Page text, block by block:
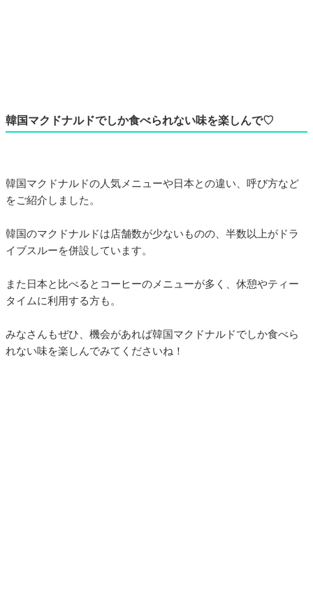
韓国マクドナルドでしか食べられない味を楽しんで♡
韓国マクドナルドの人気メニューや日本との違い、呼び方など
をご紹介しました。
韓国のマクドナルドは店舗数が少ないものの、半数以上がドラ
イブスルーを併設しています。
また日本と比べるとコーヒーのメニューが多く、休憩やティー
タイムに利用する方も。
みなさんもぜひ、機会があれば韓国マクドナルドでしか食べら
れない味を楽しんでみてくださいね！